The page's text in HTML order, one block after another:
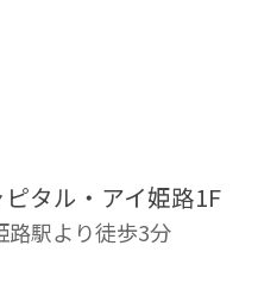
タル・アイ姫路1F
路駅より徒歩3分